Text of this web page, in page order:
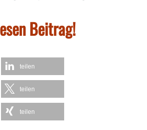
Beitrag!
teilen
teilen
teilen